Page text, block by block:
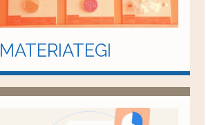
MATERIATEGI